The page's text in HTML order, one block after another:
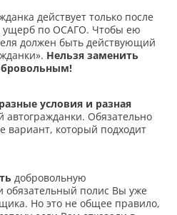
действует только после
ущерб по ОСАГО. Чтобы ею
должен быть действующий
Нельзя заменить
разные условия и разная
автогражданки. Обязательно
вариант, который подходит
добровольную
обязательный полис Вы уже
Но это не общее правило,